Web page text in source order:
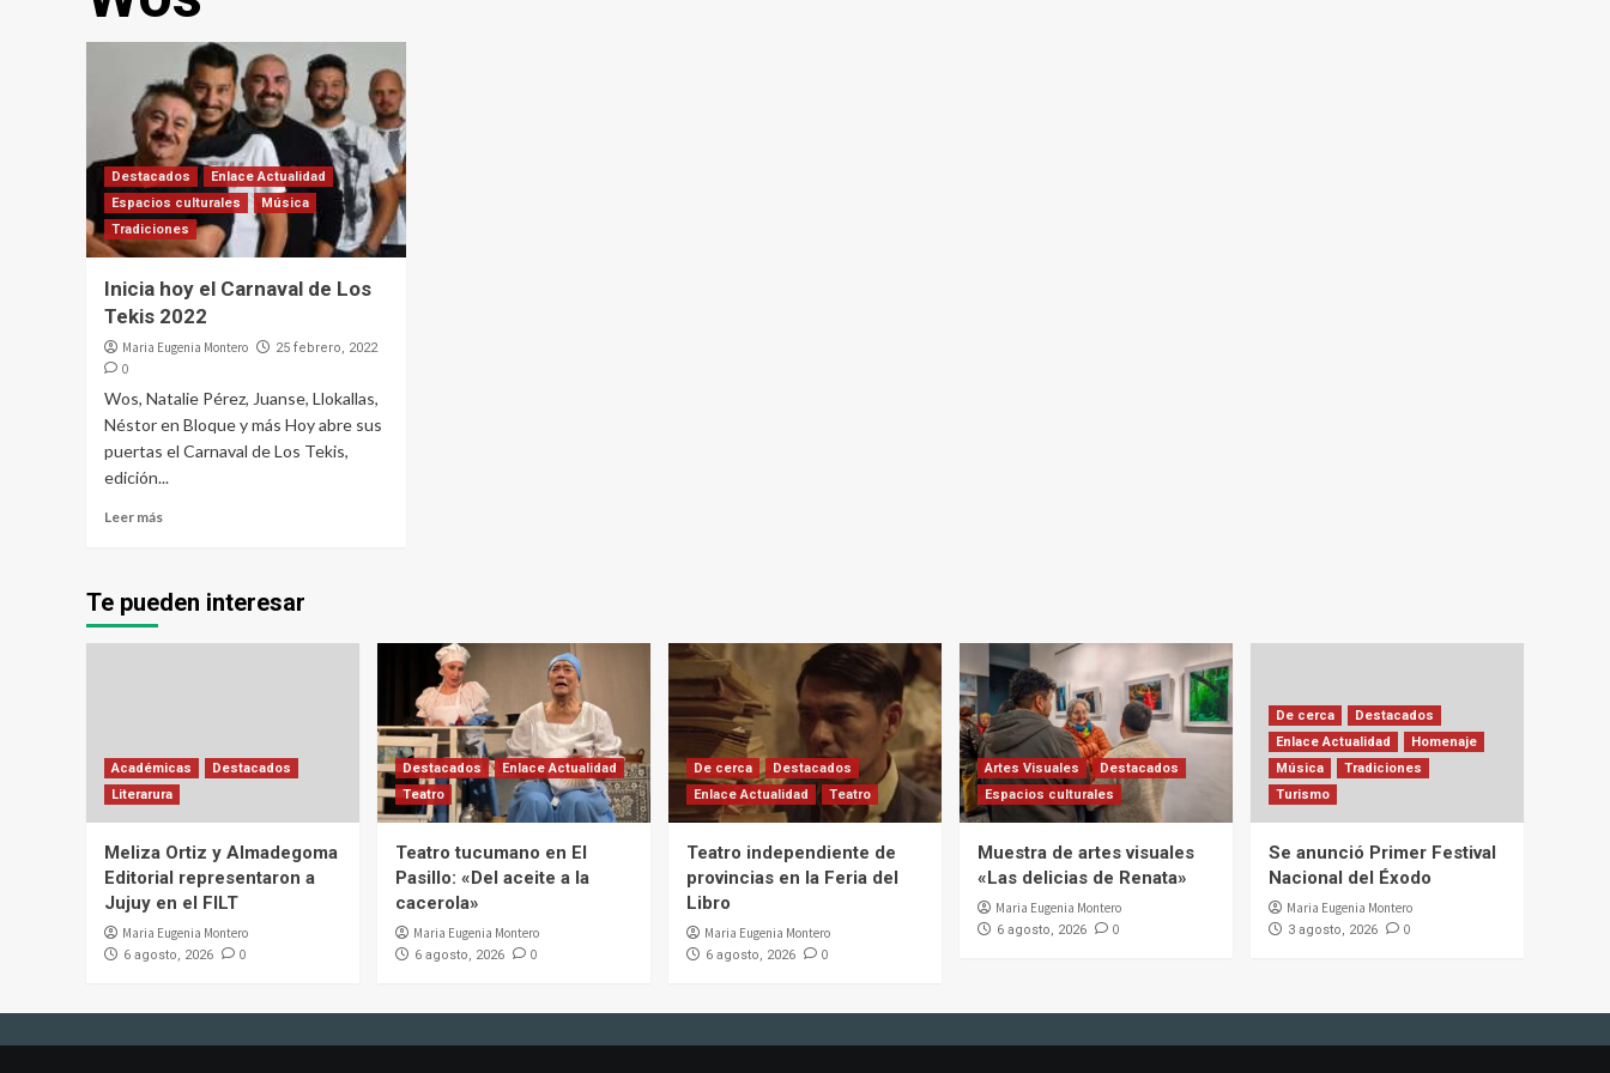
Destacados
Enlace Actualidad
Espacios culturales
Música
Tradiciones
Inicia hoy el Carnaval de Los
Tekis 2022
Maria Eugenia Montero 25 febrero, 2022
0
Wos, Natalie Pérez, Juanse, Llokallas,
Néstor en Bloque y más Hoy abre sus
puertas el Carnaval de Los Tekis,
edición...
Leer más
Te pueden interesar
Académicas
Destacados
Literarura
Meliza Ortiz y Almadegoma
Editorial representaron a
Jujuy en el FILT
Maria Eugenia Montero
6 agosto, 2026 0
Destacados
Enlace Actualidad
Teatro
Teatro tucumano en El
Pasillo: «Del aceite a la
cacerola»
Maria Eugenia Montero
6 agosto, 2026 0
De cerca
Destacados
Enlace Actualidad
Teatro
Teatro independiente de
provincias en la Feria del
Libro
Maria Eugenia Montero
6 agosto, 2026 0
Artes Visuales
Destacados
Espacios culturales
Muestra de artes visuales
«Las delicias de Renata»
Maria Eugenia Montero
6 agosto, 2026 0
De cerca
Destacados
Enlace Actualidad
Homenaje
Música
Tradiciones
Turismo
Se anunció Primer Festival
Nacional del Éxodo
Maria Eugenia Montero
3 agosto, 2026 0